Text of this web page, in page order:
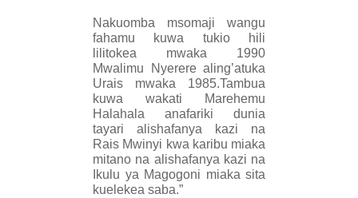
Nakuomba msomaji wangu
fahamu kuwa tukio hili
lilitokea mwaka 1990
Mwalimu Nyerere aling’atuka
Urais mwaka 1985.Tambua
kuwa wakati Marehemu
Halahala anafariki dunia
tayari alishafanya kazi na
Rais Mwinyi kwa karibu miaka
mitano na alishafanya kazi na
Ikulu ya Magogoni miaka sita
kuelekea saba.”